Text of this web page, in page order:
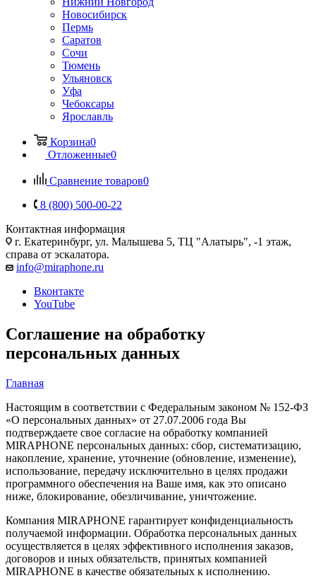
Новосибирск
Пермь
Саратов
Сочи
Тюмень
Ульяновск
Уфа
Чебоксары
Ярославль
Корзина0
Отложенные0
Сравнение товаров0
8 (800) 500-00-22
Контактная информация
г. Екатеринбург, ул. Малышева 5, ТЦ "Алатырь", -1 этаж,
справа от эскалатора.
info@miraphone.ru
Вконтакте
YouTube
Соглашение на обработку
персональных данных
Главная
Настоящим в соответствии с Федеральным законом № 152-ФЗ
«О персональных данных» от 27.07.2006 года Вы
подтверждаете свое согласие на обработку компанией
MIRAPHONE персональных данных: сбор, систематизацию,
накопление, хранение, уточнение (обновление, изменение),
использование, передачу исключительно в целях продажи
программного обеспечения на Ваше имя, как это описано
ниже, блокирование, обезличивание, уничтожение.
Компания MIRAPHONE гарантирует конфиденциальность
получаемой информации. Обработка персональных данных
осуществляется в целях эффективного исполнения заказов,
договоров и иных обязательств, принятых компанией
MIRAPHONE в качестве обязательных к исполнению.